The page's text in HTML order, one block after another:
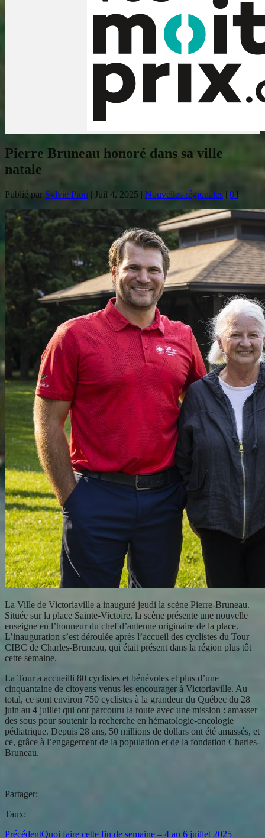
Pierre Bruneau honoré dans sa ville
natale
Publié par Sylvie Pion | Juil 4, 2025 | Nouvelles régionales | 0 |
La Ville de Victoriaville a inauguré jeudi la scène Pierre-Bruneau.
Située sur la place Sainte-Victoire, la scène présente une nouvelle
enseigne en l’honneur du chef d’antenne originaire de la place.
L’inauguration s’est déroulée après l’accueil des cyclistes du Tour
CIBC de Charles-Bruneau, qui était présent dans la région plus tôt
cette semaine.
La Tour a accueilli 80 cyclistes et bénévoles et plus d’une
cinquantaine de citoyens venus les encourager à Victoriaville. Au
total, ce sont environ 750 cyclistes à la grandeur du Québec du 28
juin au 4 juillet qui ont parcouru la route avec une mission : amasser
des sous pour soutenir la recherche en hématologie-oncologie
pédiatrique. Depuis 28 ans, 50 millions de dollars ont été amassés, et
ce, grâce à l’engagement de la population et de la fondation Charles-
Bruneau.
Partager:
Taux:
PrécédentQuoi faire cette fin de semaine – 4 au 6 juillet 2025